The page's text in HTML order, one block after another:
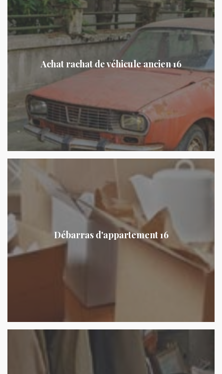
Achat rachat de véhicule ancien 16
Débarras d'appartement 16